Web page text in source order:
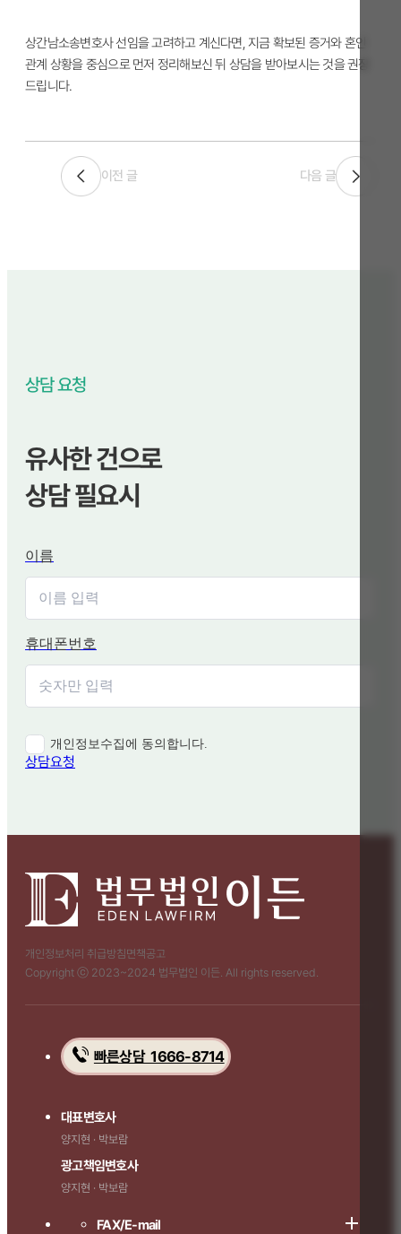
상간남소송변호사 선임을 고려하고 계신다면, 지금 확보된 증거와 혼인
관계 상황을 중심으로 먼저 정리해보신 뒤 상담을 받아보시는 것을 권장
드립니다.
이전 글 다음 글
상담 요청
유사한 건으로
상담 필요시
이름
휴대폰번호
개인정보수집에 동의합니다.
상담요청
개인정보처리 취급방침 면책공고
Copyright ⓒ 2023~2024 법무법인 이든. All rights reserved.
빠른상담 1666-8714
대표변호사
양지현 · 박보람
광고책임변호사
양지현 · 박보람
FAX/E-mail